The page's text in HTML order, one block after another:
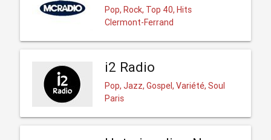
Pop, Rock, Top 40, Hits
Clermont-Ferrand
i2 Radio
Pop, Jazz, Gospel, Variété, Soul
Paris